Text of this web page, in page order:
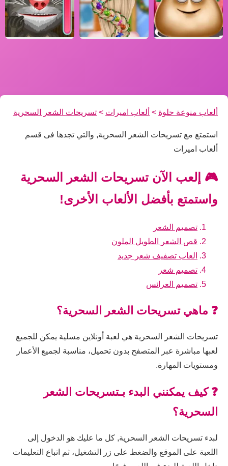
ألعاب منوعة حلوة > ألعاب اميرات > تسريحات الشعر السحرية
استمتع مع تسريحات الشعر السحرية, والتي تجدها فى قسم
ألعاب اميرات
🎮 إلعب الآن تسريحات الشعر السحرية
واستمتع بأفضل الألعاب الأخرى!
تصميم الشعر
قص الشعر الطويل الملون
العاب تصفيف شعر جديد
تصميم شعر
تصميم العرائس
❓ ماهي تسريحات الشعر السحرية؟
تسريحات الشعر السحرية هي لعبة أونلاين مسلية يمكن للجميع
لعبها مباشرة عبر المتصفح بدون تحميل، مناسبة لجميع الأعمار
ومستويات المهارة.
❓ كيف يمكنني البدء بـتسريحات الشعر
السحرية؟
لبدء تسريحات الشعر السحرية, كل ما عليك هو الدخول إلى
اللعبة على الموقع والضغط على زر التشغيل، ثم اتباع التعليمات